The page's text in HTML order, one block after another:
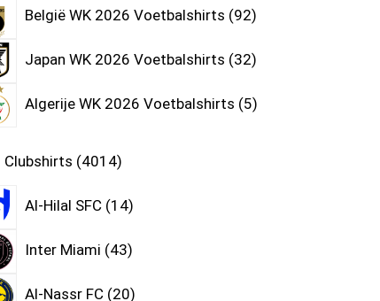
België WK 2026 Voetbalshirts 92
Japan WK 2026 Voetbalshirts 32
Algerije WK 2026 Voetbalshirts 5
Clubshirts 4014
Al-Hilal SFC 14
Inter Miami 43
Al-Nassr FC 20